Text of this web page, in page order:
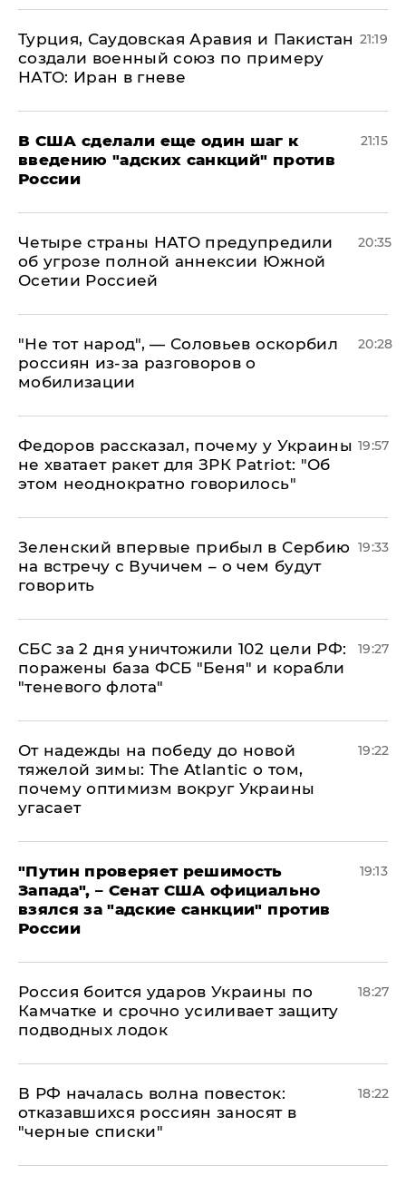
Турция, Саудовская Аравия и Пакистан
создали военный союз по примеру
НАТО: Иран в гневе
21:19
В США сделали еще один шаг к
введению "адских санкций" против
России
21:15
Четыре страны НАТО предупредили
об угрозе полной аннексии Южной
Осетии Россией
20:35
​"Не тот народ", — Соловьев оскорбил
россиян из-за разговоров о
мобилизации
20:28
Федоров рассказал, почему у Украины
не хватает ракет для ЗРК Patriot: "Об
этом неоднократно говорилось"
19:57
Зеленский впервые прибыл в Сербию
на встречу с Вучичем – о чем будут
говорить
19:33
СБС за 2 дня уничтожили 102 цели РФ:
поражены база ФСБ "Беня" и корабли
"теневого флота"
19:27
От надежды на победу до новой
тяжелой зимы: The Atlantic о том,
почему оптимизм вокруг Украины
угасает
19:22
"Путин проверяет решимость
Запада", – Сенат США официально
взялся за "адские санкции" против
России
19:13
Россия боится ударов Украины по
Камчатке и срочно усиливает защиту
подводных лодок
18:27
​В РФ началась волна повесток:
отказавшихся россиян заносят в
"черные списки"
18:22